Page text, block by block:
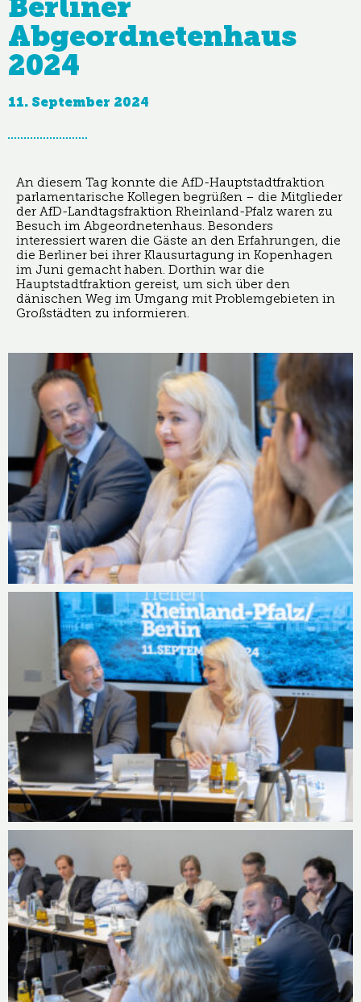
Berliner
Abgeordnetenhaus
2024
11. September 2024
An diesem Tag konnte die AfD-Hauptstadtfraktion
parlamentarische Kollegen begrüßen – die Mitglieder
der AfD-Landtagsfraktion Rheinland-Pfalz waren zu
Besuch im Abgeordnetenhaus. Besonders
interessiert waren die Gäste an den Erfahrungen, die
die Berliner bei ihrer Klausurtagung in Kopenhagen
im Juni gemacht haben. Dorthin war die
Hauptstadtfraktion gereist, um sich über den
dänischen Weg im Umgang mit Problemgebieten in
Großstädten zu informieren.